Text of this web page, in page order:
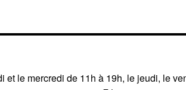
le mercredi de 11h à 19h, le jeudi, le